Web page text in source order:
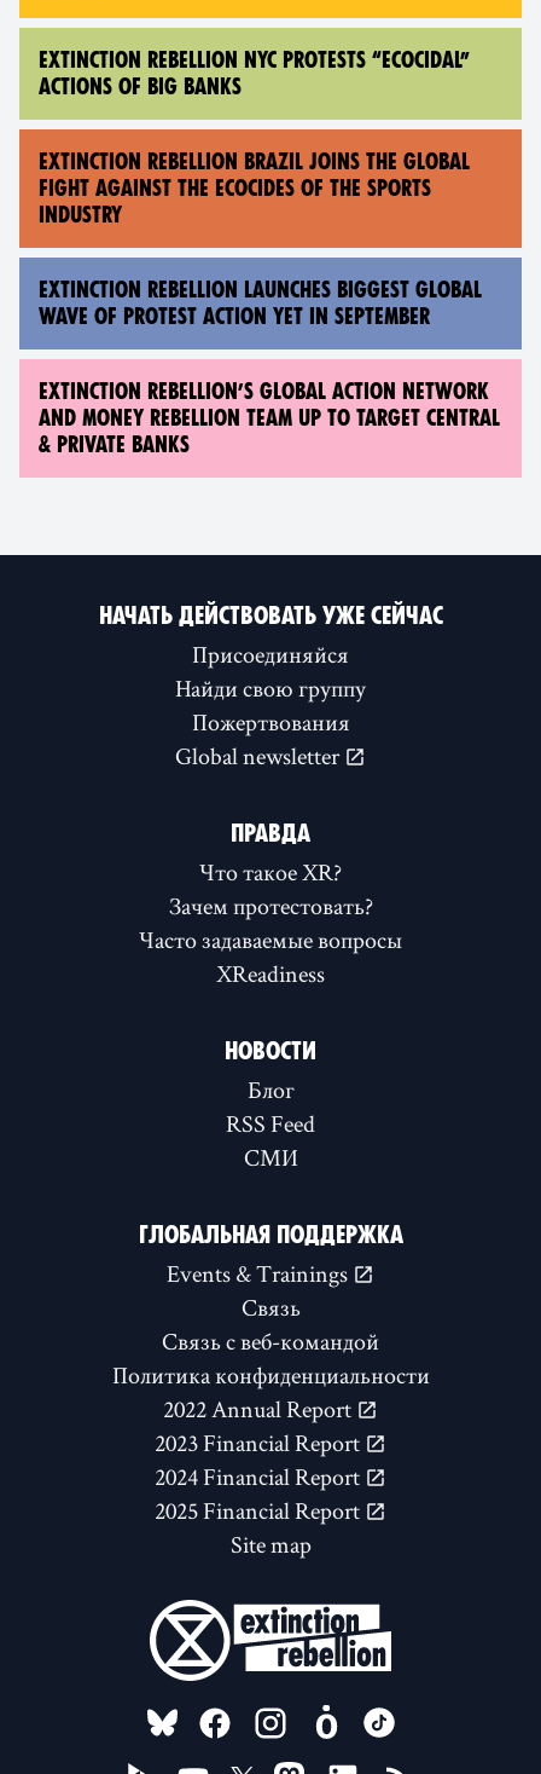
EXTINCTION REBELLION NYC PROTESTS “ECOCIDAL”
ACTIONS OF BIG BANKS
EXTINCTION REBELLION BRAZIL JOINS THE GLOBAL
FIGHT AGAINST THE ECOCIDES OF THE SPORTS
INDUSTRY
EXTINCTION REBELLION LAUNCHES BIGGEST GLOBAL
WAVE OF PROTEST ACTION YET IN SEPTEMBER
EXTINCTION REBELLION’S GLOBAL ACTION NETWORK
AND MONEY REBELLION TEAM UP TO TARGET CENTRAL
& PRIVATE BANKS
НАЧАТЬ ДЕЙСТВОВАТЬ УЖЕ СЕЙЧАС
Присоединяйся
Найди свою группу
Пожертвования
Global newsletter
ПРАВДА
Что такое XR?
Зачем протестовать?
Часто задаваемые вопросы
XReadiness
НОВОСТИ
Блог
RSS Feed
СМИ
ГЛОБАЛЬНАЯ ПОДДЕРЖКА
Events & Trainings
Связь
Связь с веб-командой
Политика конфиденциальности
2022 Annual Report
2023 Financial Report
2024 Financial Report
2025 Financial Report
Site map
FOLLOW US ON